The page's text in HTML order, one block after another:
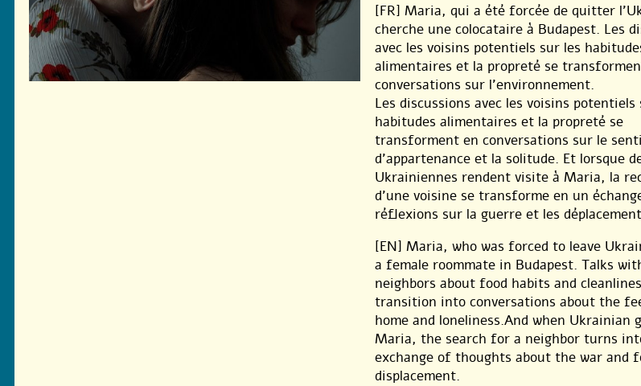
[FR] Maria, qui a été forcée de quitter
cherche une colocataire à Budapest. Les
avec les voisins potentiels sur les
alimentaires et la propreté se
conversations sur l’environnement.
Les discussions avec les voisins potentiels
habitudes alimentaires et la propreté se
transforment en conversations sur le
d’appartenance et la solitude. Et lorsque
Ukrainiennes rendent visite à Maria, la
d’une voisine se transforme en un
réflexions sur la guerre et les
[EN] Maria, who was forced to leave
a female roommate in Budapest. Talks
neighbors about food habits and
transition into conversations about the
home and loneliness.And when Ukrainian
Maria, the search for a neighbor turns
exchange of thoughts about the war and
displacement.